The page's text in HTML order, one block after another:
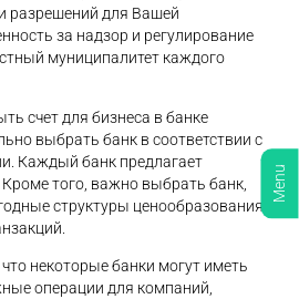
разрешений для Вашей
за надзор и регулирование
муниципалитет каждого
счет для бизнеса в банке
выбрать банк в соответствии с
Каждый банк предлагает
того, важно выбрать банк,
структуры ценообразования
некоторые банки могут иметь
операции для компаний,
Menu